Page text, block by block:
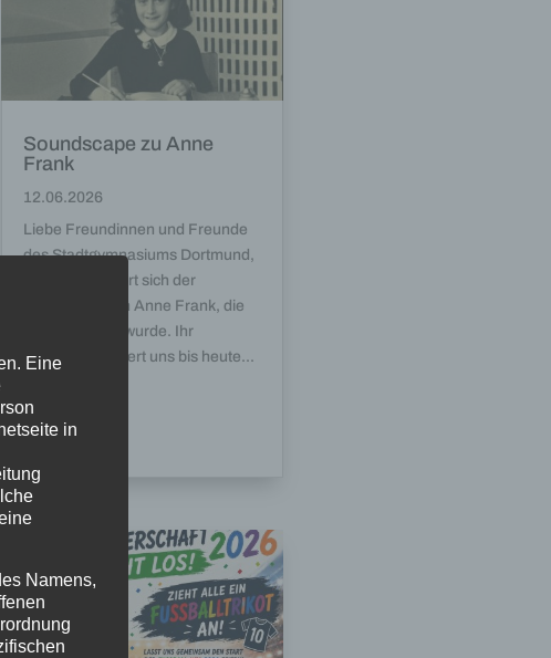
Soundscape zu Anne
Frank
12.06.2026
Liebe Freundinnen und Freunde
des Stadtgymnasiums Dortmund,
am 12. Juni jährt sich der
Geburtstag von Anne Frank, die
1929 geboren wurde. Ihr
Schicksal erinnert uns bis heute...
Eine
in
Namens,